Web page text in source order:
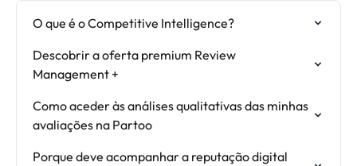
O que é o Competitive Intelligence?
Descobrir a oferta premium Review
Management +
Como aceder às análises qualitativas das minhas
avaliações na Partoo
Porque deve acompanhar a reputação digital